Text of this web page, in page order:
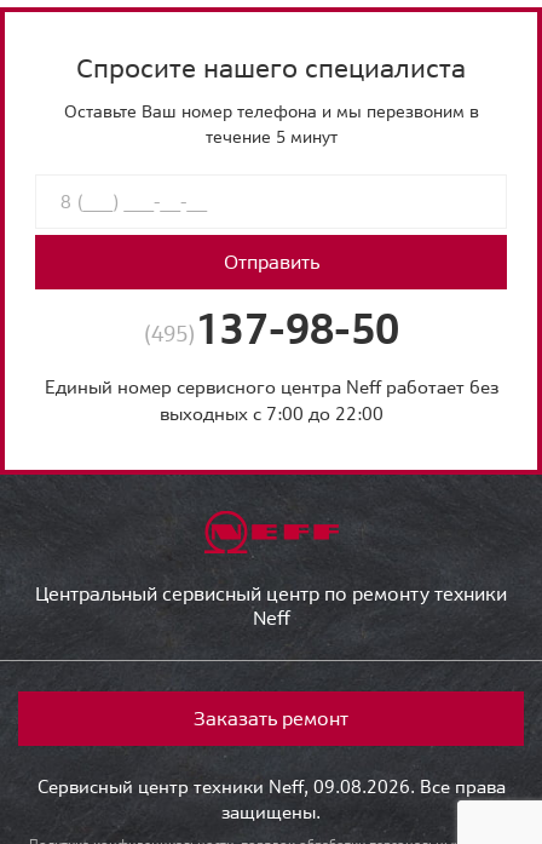
Спросите нашего специалиста
Оставьте Ваш номер телефона и мы перезвоним в
течение 5 минут
Отправить
(495) 137-98-50
Единый номер сервисного центра Neff работает без
выходных с 7:00 до 22:00
Центральный сервисный центр по ремонту техники
Neff
Заказать ремонт
Сервисный центр техники Neff, 09.08.2026. Все права
защищены.